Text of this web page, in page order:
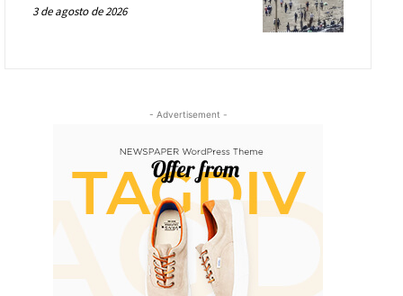
3 de agosto de 2026
- Advertisement -